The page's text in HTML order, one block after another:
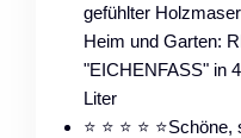
gefühlter
Heim und Garten:
"EICHENFASS" in
Liter
⭐ ⭐ ⭐ ⭐